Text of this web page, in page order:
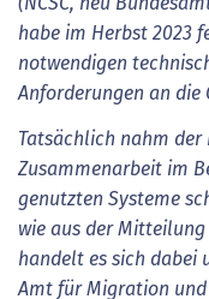
habe im Herbst 2023
notwendigen
Anforderungen an die
Tatsächlich nahm
Zusammenarbeit im
genutzten Systeme
wie aus der
handelt es sich dabei
Amt für Migration